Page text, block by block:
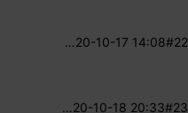
#22
20-10-17 14:08
…
#23
20-10-18 20:33
…